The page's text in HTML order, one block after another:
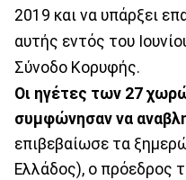
2019 και να υπάρξει
αυτής εντός του
Σύνοδο Κορυφής.
Οι ηγέτες των 27
συμφώνησαν να
επιβεβαίωσε τα
Ελλάδος), ο πρόεδρος